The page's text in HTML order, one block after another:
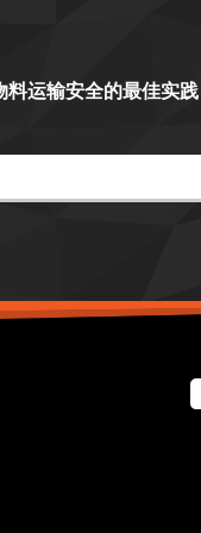
料运输安全的最佳实践